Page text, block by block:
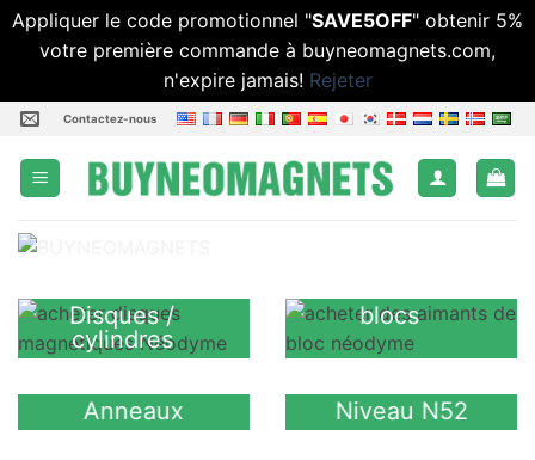
Appliquer le code promotionnel "SAVE5OFF" obtenir 5%
votre première commande à buyneomagnets.com,
n'expire jamais! Rejeter
Passer
contenu
Contactez-nous
Disques /
cylindres
blocs
Anneaux Niveau N52